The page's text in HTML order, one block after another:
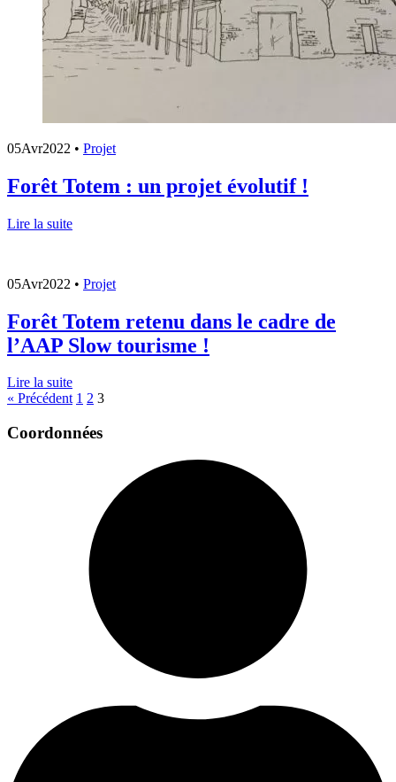
05Avr2022 • Projet
Forêt Totem : un projet évolutif !
Lire la suite
05Avr2022 • Projet
Forêt Totem retenu dans le cadre de
l’AAP Slow tourisme !
Lire la suite
« Précédent 1 2 3
Coordonnées